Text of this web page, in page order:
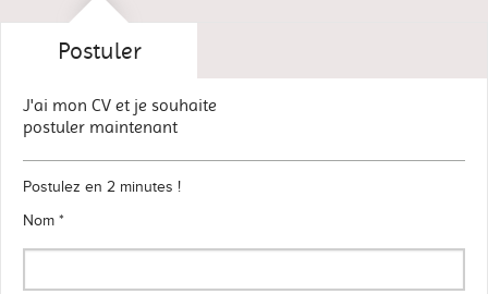
Postuler
J'ai mon CV et je souhaite
postuler maintenant
Postulez en 2 minutes !
Nom *